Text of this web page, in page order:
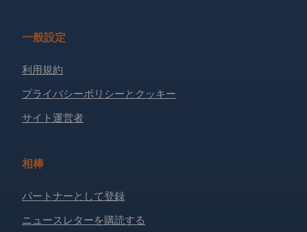
一般設定
利用規約
プライバシーポリシーとクッキー
サイト運営者
相棒
パートナーとして登録
ニュースレターを購読する